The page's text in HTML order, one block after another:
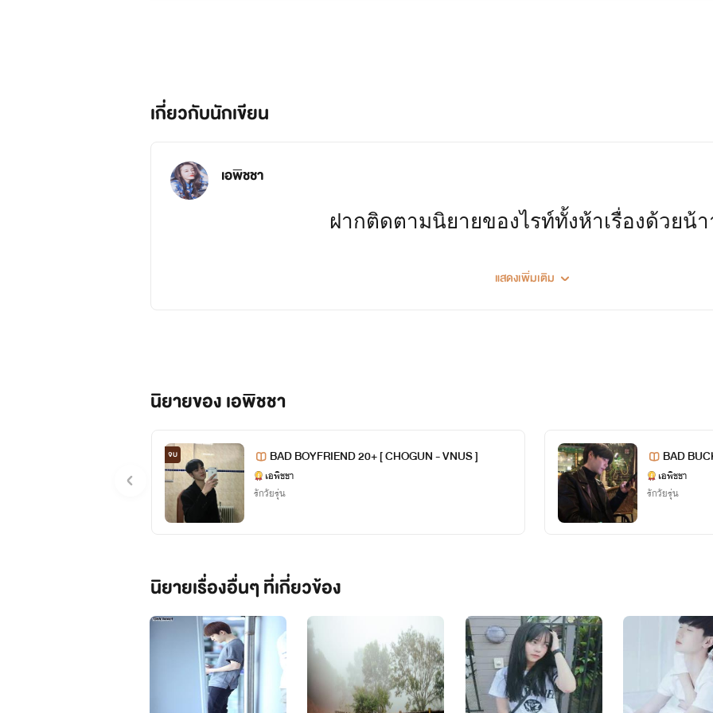
**รูปภาพทุกรูปมาจากอินเทอร์เน็ต บุคคลในรูปภาพไม่มีอะไรเกี่ยวข้องกับนิยายเรื่องนี้แต่อย่างใดนะคะ
****ขออนุญาตเจ้าของรูปด้วยนะคะ****
เกี่ยวกับนักเขียน
เอพิชชา
ฝากติดตามนิยายของไรท์ทั้งห้าเรื่องด้วยน้า
เรื่องที่สอง BAD BOYFRIEND 20+ [ CHOGUN -
สถานะเรื่อง : จบแล้ว
เรื่องที่สาม BAD BOSS 20+ [ MATTHEW -
สถานะเรื่อง : จบแล้ว
เรื่องที่สี่ BAD DOCTOR 20+ [ TIGER -
แสดงเพิ่มเติม
นิยายของ เอพิชชา
จบ BAD BOYFRIEND 20+ [ CHOGUN - VNUS ]
เอพิชชา
รักวัยรุ่น
เอพิชชา
รักวัยรุ่น
นิยายเรื่องอื่นๆ ที่เกี่ยวข้อง